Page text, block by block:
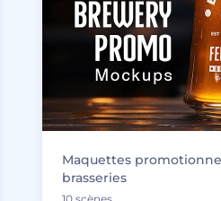
Maquettes
brasseries